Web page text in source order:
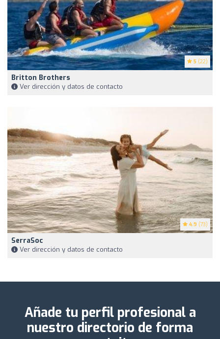
5 (22)
Britton Brothers
Ver dirección y datos de contacto
4.9 (73)
SerraSoc
Ver dirección y datos de contacto
Añade tu perfil profesional a
nuestro directorio de forma